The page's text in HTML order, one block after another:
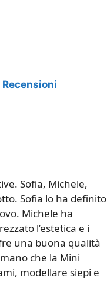
Sofia, Michele,
Sofia lo ha definito
Michele ha
l’estetica e i
una buona qualità
che la Mini
modellare siepi e